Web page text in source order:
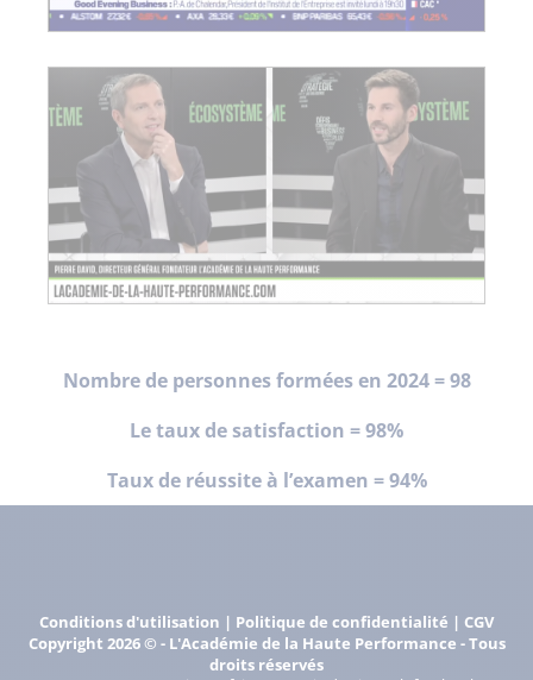
Nombre de personnes formées en 2024 = 98
Le taux de satisfaction = 98%
Taux de réussite à l’examen = 94%
Conditions d'utilisation | Politique de confidentialité | CGV
Copyright 2026© - L'Académie de la Haute Performance - Tous
droits réservés